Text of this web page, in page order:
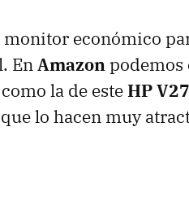
económico
EnAmazonpodemos
la de esteHP
lo hacen muy